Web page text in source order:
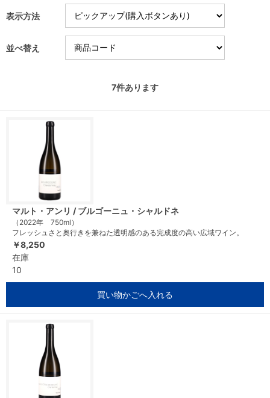
表示方法
並べ替え
7件あります
マルト・アンリ / ブルゴーニュ・シャルドネ
（2022年 750ml）
フレッシュさと奥行きを兼ねた透明感のある完成度の高い広域ワイン。
￥8,250
在庫
10
買い物かごへ入れる